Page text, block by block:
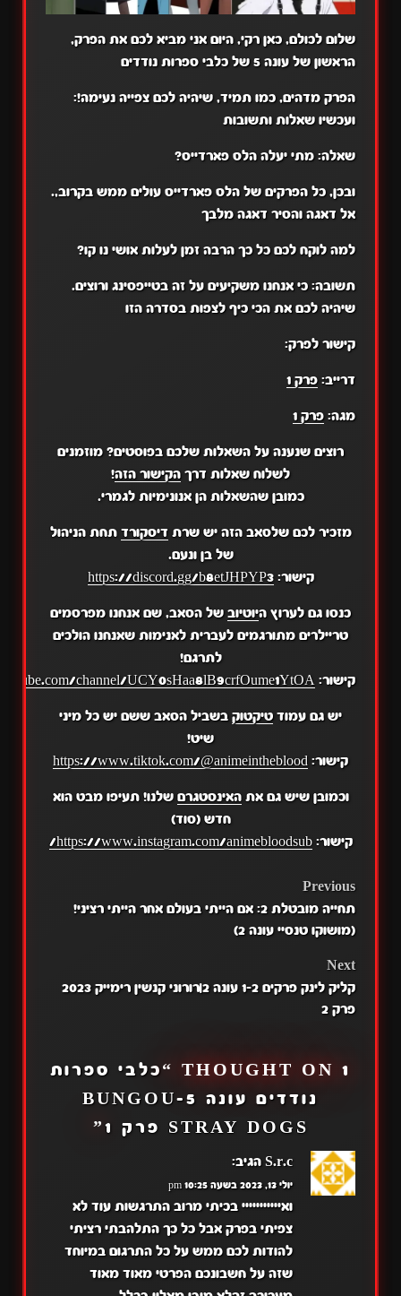
,שלום לכולם, כאן רקי, היום אני מביא לכם את הפרק
הראשון של עונה 5 של כלבי ספרות נודדים
:הפרק מדהים, כמו תמיד, שיהיה לכם צפייה נעימה!
ועכשיו שאלות ותשובות
?שאלה: מתי יעלה הלס פארדייס
.ובכן, כל הפרקים של הלס פארדייס עולים ממש בקרוב,
אל דאגה והסיר דאגה מלבך
?למה לוקח לכם כל כך הרבה זמן לעלות אושי נו קו
.תשובה: כי אנחנו משקיעים על זה בטייפסינג ורוצים
שיהיה לכם את הכי כיף לצפות בסדרה הזו
:קישור לפרק
דרייב: פרק 1
מגה: פרק 1
רוצים שנענה על השאלות שלכם בפוסטים? מוזמנים
לשלוח שאלות דרך הקישור הזה!
כמובן שהשאלות הן אנונימיות לגמרי.
מזכיר לכם שלסאב הזה יש שרת דיסקורד תחת הניהול
של בן ונעם.
קישור:https://discord.gg/b8etJHPYP3
כנסו גם לערוץ היוטיובשל הסאב, שם אנחנו מפרסמים
טריילרים מתורגמים לעברית לאנימות שאנחנו הולכים
לתרגם!
קישור: channel/UCY0sHaa8lB9crfOume1YtOA
יש גם עמודטיקטוק בשביל הסאב ששם יש כל מיני
שיט!
קישור: https://www.tiktok.com/@animeintheblood
וכמובן שיש גם אתהאינסטגרם שלנו! תעיפו מבט הוא
חדש (סוד)
קישור:https://www.instagram.com/animebloodsub/
POST
NAVIGATION
Previous
תחייה מובטלת 2: אם הייתי בעולם אחר הייתי רציני!
(מושוקו טנסיי עונה 2)
Next
קליק לינק פרקים 1-2 עונה 2|רורוני קנשין רימייק 2023
פרק 2
1 THOUGHT ON “
כלבי ספרות
נודדים עונה 5-BUNGOU
STRAY DOGS פרק 1
”
S.r.c הגיב:
יולי 13, 2023 בשעה 10:25 pm
ואייייייייייי בכיתי מרוב התרגשות עוד לא
צפיתי בפרק אבל כל כך התלהבתי רציתי
להודות לכם ממש על כל התרגום במיוחד
שזה על חשבונכם הפרטי מאוד מאוד